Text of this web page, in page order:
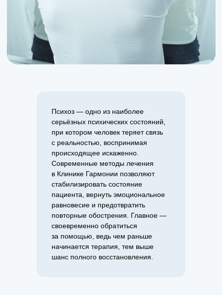
Психоз — одно из наиболее
серьёзных психических состояний,
при котором человек теряет связь
с реальностью, воспринимая
происходящее искаженно.
Современные методы лечения
в Клинике Гармонии позволяют
стабилизировать состояние
пациента, вернуть эмоциональное
равновесие и предотвратить
повторные обострения. Главное —
своевременно обратиться
за помощью, ведь чем раньше
начинается терапия, тем выше
шанс полного восстановления.